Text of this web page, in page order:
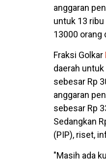
anggaran
untuk 13 ribu
13000 orang
Fraksi Golkar
daerah untuk
sebesar Rp
anggaran
sebesar Rp
Sedangkan
(PIP), riset,
"Masih ada